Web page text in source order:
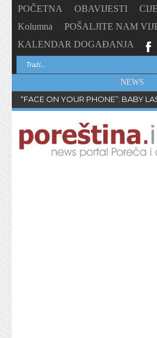
POČETNA OBAVIJESTI
Kolumna
POŠALJITE NAM
KALENDAR DOGAĐANJA
NEWS
“FACE ON YOUR PHONE”: BABY